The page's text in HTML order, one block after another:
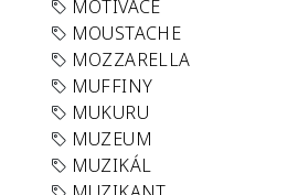
MOTIVACE
MOUSTACHE
MOZZARELLA
MUFFINY
MUKURU
MUZEUM
MUZIKÁL